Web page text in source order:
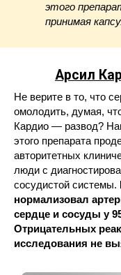
этого
принимая
Арсил
Не верите в то, что
омолодить, думая,
Кардио — развод?
этого препарата
авторитетных
люди с
сосудистой системы.
нормализовал
сердце и сосуды у
Отрицательных
исследования не